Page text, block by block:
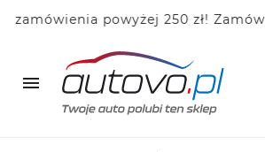
powyżej 250 zł! Zamów
